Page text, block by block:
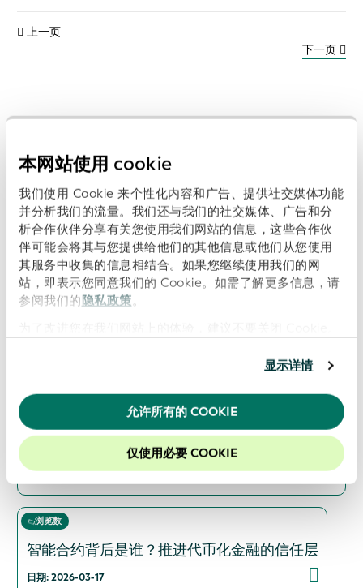
本网站使用 cookie
我们使用 Cookie 来个性化内容和广告、提供社交媒体功能
并分析我们的流量。我们还与我们的社交媒体、广告和分
析合作伙伴分享有关您使用我们网站的信息，这些合作伙
伴可能会将其与您提供给他们的其他信息或他们从您使用
其服务中收集的信息相结合。如果您继续使用我们的网
站，即表示您同意我们的 Cookie。如需了解更多信息，请
参阅我们的隐私政策 。
显示详情
允许所有的 COOKIE
仅使用必要 COOKIE
上一页
下一页
浏览数
超越数字化：全球贸易中可信身份的必要性
日期: 2026-06-29
浏览数
制定标准：数字世界中的互操作性、身份和数据
日期: 2026-05-27
浏览数
积极主动的后交易：通往 T+1 的道路上的数据、
数字渠道和可验证身份
日期: 2026-04-15
浏览数
智能合约背后是谁？推进代币化金融的信任层
日期: 2026-03-17